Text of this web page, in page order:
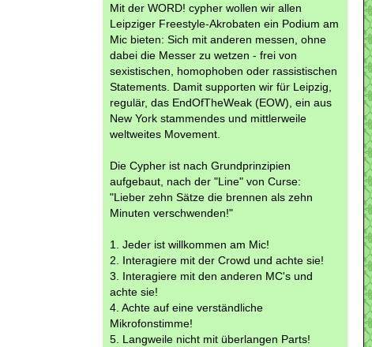
Mit der WORD! cypher wollen wir allen
Leipziger Freestyle-Akrobaten ein Podium am
Mic bieten: Sich mit anderen messen, ohne
dabei die Messer zu wetzen - frei von
sexistischen, homophoben oder rassistischen
Statements. Damit supporten wir für Leipzig,
regulär, das EndOfTheWeak (EOW), ein aus
New York stammendes und mittlerweile
weltweites Movement.
Die Cypher ist nach Grundprinzipien
aufgebaut, nach der "Line" von Curse:
"Lieber zehn Sätze die brennen als zehn
Minuten verschwenden!"
1. Jeder ist willkommen am Mic!
2. Interagiere mit der Crowd und achte sie!
3. Interagiere mit den anderen MC's und
achte sie!
4. Achte auf eine verständliche
Mikrofonstimme!
5. Langweile nicht mit überlangen Parts!